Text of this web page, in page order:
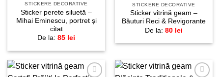
STICKERE DECORATIVE
Sticker perete siluetă –
Mihai Eminescu, portret și
citat
De la: 85 lei
STICKERE DECORATIVE
Sticker vitrină geam –
Băuturi Reci & Revigorante
De la: 80 lei